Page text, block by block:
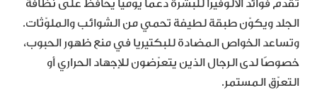
تقدّم فوائد الألوفيرا للبشرة دعمًا يوميًا يحافظ على نظافة
الجلد ويكوّن طبقة لطيفة تحمي من الشوائب والملوّثات.
وتساعد الخواص المضادة للبكتيريا في منع ظهور الحبوب،
خصوصًا لدى الرجال الذين يتعرّضون للإجهاد الحراري أو
التعرّق المستمر.